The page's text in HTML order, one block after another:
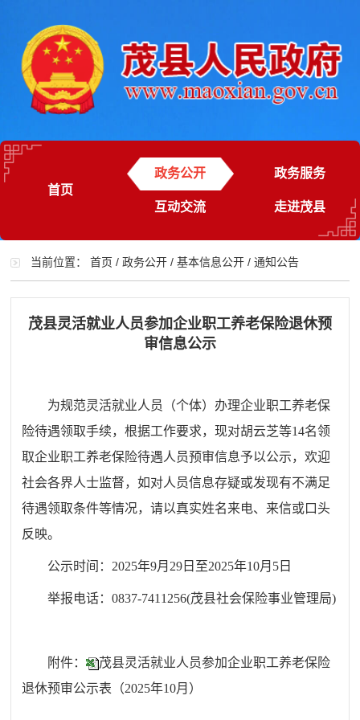
首页
政务公开 政务服务
互动交流 走进茂县
当前位置：首页 /政务公开 /基本信息公开 /通知公告
茂县灵活就业人员参加企业职工养老保险退休预
审信息公示
为规范灵活就业人员（个体）办理企业职工养老保
险待遇领取手续，根据工作要求，现对胡云芝等14名领
取企业职工养老保险待遇人员预审信息予以公示，欢迎
社会各界人士监督，如对人员信息存疑或发现有不满足
待遇领取条件等情况，请以真实姓名来电、来信或口头
反映。
公示时间：2025年9月 29 日至2025年10月 5 日
举报电话：0837-7411256(茂县社会保险事业管理局)
附件：
茂县灵活就业人员参加企业职工养老保险
退休预审公示表（2025年10月）